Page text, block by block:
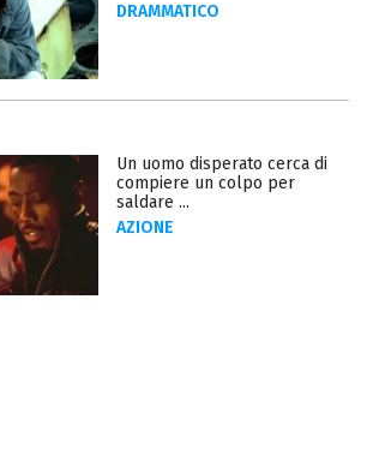
DRAMMATICO
Un uomo disperato cerca di
compiere un colpo per
saldare ...
AZIONE